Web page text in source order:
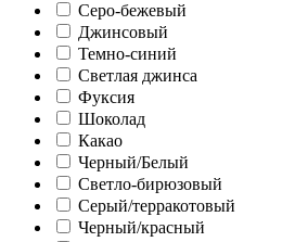
Серо-бежевый
Джинсовый
Темно-синий
Светлая джинса
Фуксия
Шоколад
Какао
Черный/Белый
Светло-бирюзовый
Серый/терракотовый
Черный/красный